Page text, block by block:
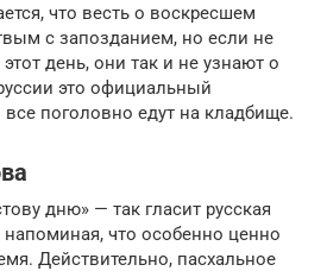
что весть о воскресшем
с запозданием, но если не
день, они так и не узнают о
это официальный
поголовно едут на кладбище.
дню» — так гласит русская
что особенно ценно
Действительно, пасхальное